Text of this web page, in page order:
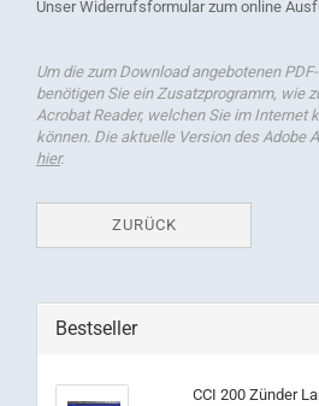
Unser Widerrufsformular zum online
Um die zum Download angebotenen
benötigen Sie ein Zusatzprogramm, wie
Acrobat Reader, welchen Sie im Internet
können. Die aktuelle Version des Adobe
hier.
ZURÜCK
Bestseller
CCI 200 Zünder